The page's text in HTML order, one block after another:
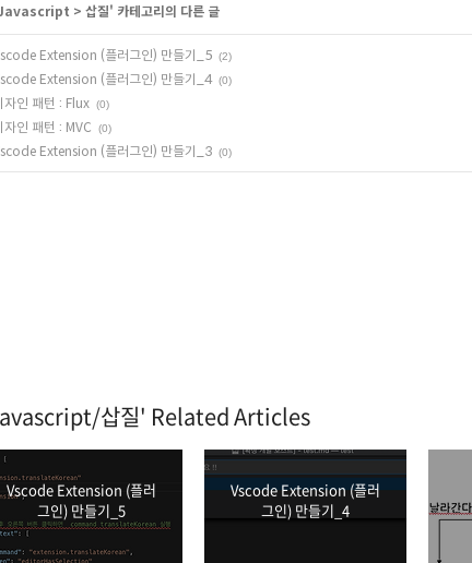
> 삽질' 카테고리의 다른 글
Extension (플러그인) 만들기_5 (2)
Extension (플러그인) 만들기_4 (0)
자인 패턴 : Flux (0)
자인 패턴 : MVC (0)
Extension (플러그인) 만들기_3 (0)
삽질' Related Articles
Vscode Extension (플러
그인) 만들기_5
Vscode Extension (플러
그인) 만들기_4